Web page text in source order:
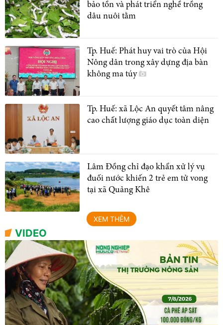
bảo tồn và phát triển nghề trồng
dâu nuôi tằm
Tp. Huế: Phát huy vai trò của Hội
Nông dân trong xây dựng địa bàn
không ma túy
Tp. Huế: xã Lộc An quyết tâm nâng
cao chất lượng giáo dục toàn diện
Lâm Đồng chỉ đạo khẩn xử lý vụ
đuối nước khiến 2 trẻ em tử vong
tại xã Quảng Khê
XEM THÊM
VIDEO